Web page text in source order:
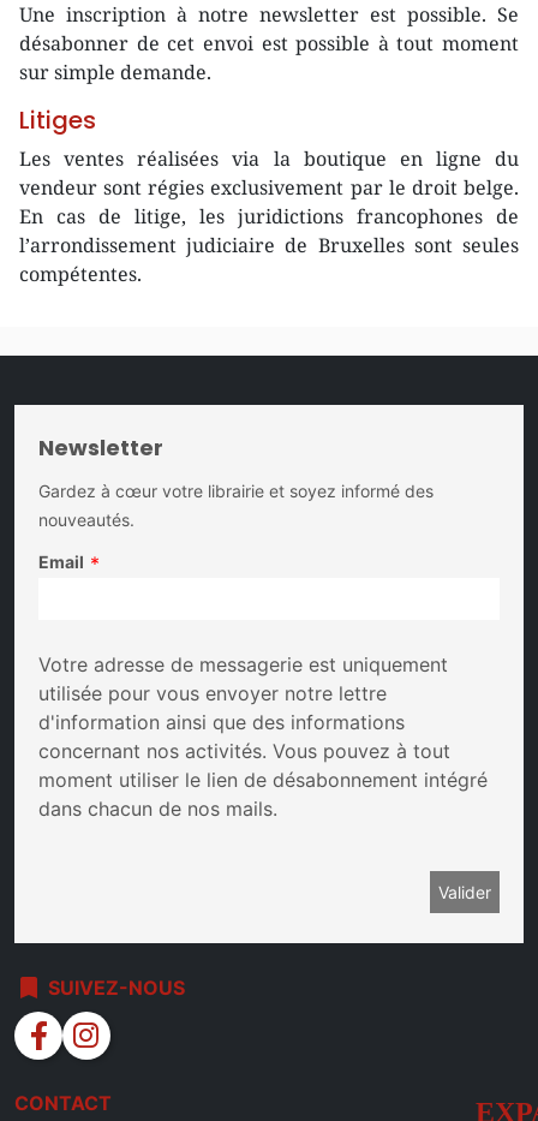
Une inscription à notre newsletter est possible. Se
désabonner de cet envoi est possible à tout moment
sur simple demande.
Litiges
Les ventes réalisées via la boutique en ligne du
vendeur sont régies exclusivement par le droit belge.
En cas de litige, les juridictions francophones de
l’arrondissement judiciaire de Bruxelles sont seules
compétentes.
Newsletter
Gardez à cœur votre librairie et soyez informé des
nouveautés.
Email *
Votre adresse de messagerie est uniquement
utilisée pour vous envoyer notre lettre
d'information ainsi que des informations
concernant nos activités. Vous pouvez à tout
moment utiliser le lien de désabonnement intégré
dans chacun de nos mails.
bookmark SUIVEZ-NOUS
facebook instagram
CONTACT